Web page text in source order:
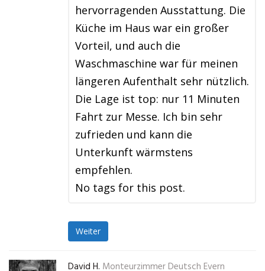
hervorragenden Ausstattung. Die
Küche im Haus war ein großer
Vorteil, und auch die
Waschmaschine war für meinen
längeren Aufenthalt sehr nützlich.
Die Lage ist top: nur 11 Minuten
Fahrt zur Messe. Ich bin sehr
zufrieden und kann die
Unterkunft wärmstens
empfehlen.
No tags for this post.
Weiter
David H. Monteurzimmer Deutsch Evern